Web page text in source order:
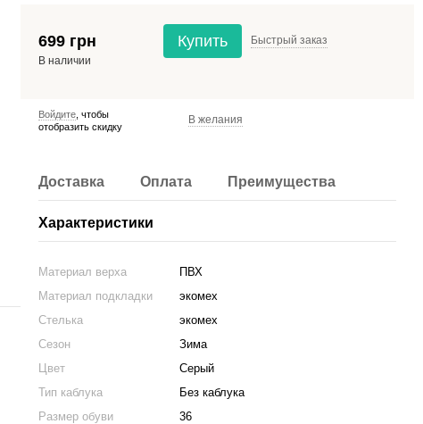
699 грн
В наличии
Купить Быстрыйзаказ
Войдите , чтобы
отобразить скидку
В желания
Доставка Оплата Преимущества
Характеристики
Материал верха
ПВХ
Материал подкладки
экомех
Стелька
экомех
Сезон
Зима
Цвет
Серый
Тип каблука
Без каблука
Размер обуви
36